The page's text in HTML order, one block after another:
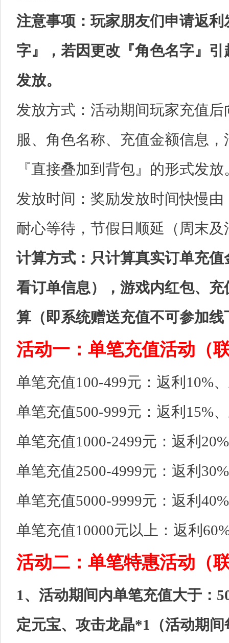
注意事项：玩家朋友们申请返
字』，若因更改『角色名字』
发放。
发放方式：活动期间玩家充值
服、角色名称、充值金额信息
『直接叠加到背包』的形式发放
发放时间：奖励发放时间快慢
耐心等待，节假日顺延（周末
计算方式：只计算真实订单充
看订单信息），游戏内红包、
算（即系统赠送充值不可参加线
活动一：单笔充值活动（
单笔充值100-499元：返利10%
单笔充值500-999元：返利15%
单笔充值1000-2499元：返利
单笔充值2500-4999元：返利
单笔充值5000-9999元：返利
单笔充值10000元以上：返利
活动二：单笔特惠活动（
1、活动期间内单笔充值大于：
定元宝、攻击龙晶*1（活动期